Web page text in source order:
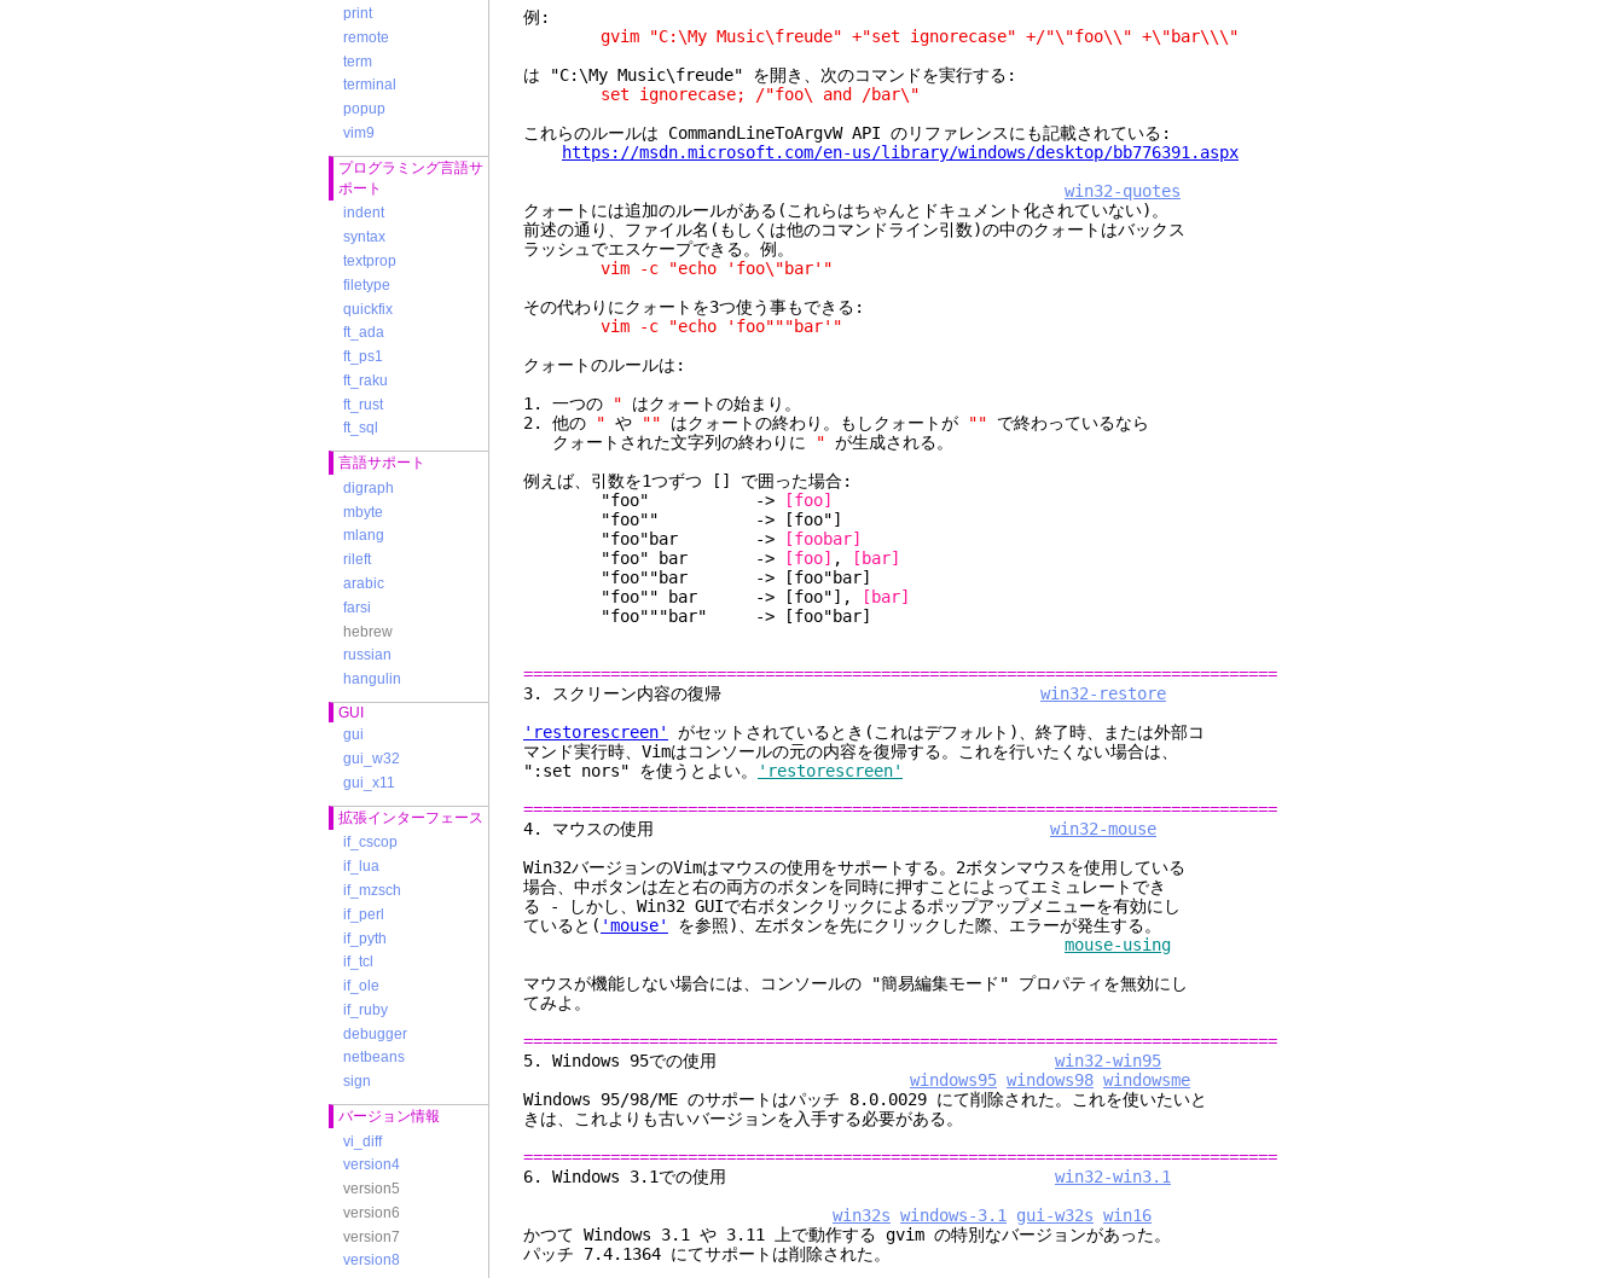
print
remote
term
terminal
popup
vim9
プログラミング言語サ
ポート
indent
syntax
textprop
filetype
quickfix
ft_ada
ft_ps1
ft_raku
ft_rust
ft_sql
言語サポート
digraph
mbyte
mlang
rileft
arabic
farsi
hebrew
russian
hangulin
GUI
gui
gui_w32
gui_x11
拡張インターフェース
if_cscop
if_lua
if_mzsch
if_perl
if_pyth
if_tcl
if_ole
if_ruby
debugger
netbeans
sign
バージョン情報
vi_diff
version4
version5
version6
version7
version8
例:
gvim "C:\My Music\freude" +"set ignorecase" +/"\"foo\\" +\"bar\\\"
は "C:\My Music\freude" を開き、次のコマンドを実行する:
set ignorecase; /"foo\ and /bar\"
これらのルールは CommandLineToArgvW API のリファレンスにも記載されている:
https://msdn.microsoft.com/en-us/library/windows/desktop/bb776391.aspx
win32-quotes
クォートには追加のルールがある(これらはちゃんとドキュメント化されていない)。
前述の通り、ファイル名(もしくは他のコマンドライン引数)の中のクォートはバックス
ラッシュでエスケープできる。例。
vim -c "echo 'foo\"bar'"
その代わりにクォートを3つ使う事もできる:
vim -c "echo 'foo"""bar'"
クォートのルールは:
1. 一つの
" はクォートの始まり。
2. 他の
" や "" はクォートの終わり。もしクォートが "" で終わっているなら
クォートされた文字列の終わりに
" が生成される。
例えば、引数を1つずつ [] で囲った場合:
"foo" ->
[foo]
"foo"" -> [foo"]
"foo"bar ->
[foobar]
"foo" bar ->
[foo] ,
[bar]
"foo""bar -> [foo"bar]
"foo"" bar -> [foo"],
[bar]
"foo"""bar" -> [foo"bar]
==============================================================================
3. スクリーン内容の復帰 win32-restore
'restorescreen'
がセットされているとき(これはデフォルト)、終了時、または外部コ
マンド実行時、Vimはコンソールの元の内容を復帰する。これを行いたくない場合は、
":set nors" を使うとよい。
'restorescreen'
==============================================================================
4. マウスの使用 win32-mouse
Win32バージョンのVimはマウスの使用をサポートする。2ボタンマウスを使用している
場合、中ボタンは左と右の両方のボタンを同時に押すことによってエミュレートでき
る - しかし、Win32 GUIで右ボタンクリックによるポップアップメニューを有効にし
ていると( 'mouse'
を参照)、左ボタンを先にクリックした際、エラーが発生する。
mouse-using
マウスが機能しない場合には、コンソールの "簡易編集モード" プロパティを無効にし
てみよ。
==============================================================================
5. Windows 95での使用 win32-win95
windows95 windows98 windowsme
Windows 95/98/ME のサポートはパッチ 8.0.0029 にて削除された。これを使いたいと
きは、これよりも古いバージョンを入手する必要がある。
==============================================================================
6. Windows 3.1での使用 win32-win3.1
win32s windows-3.1 gui-w32s win16
かつて Windows 3.1 や 3.11 上で動作する gvim の特別なバージョンがあった。
パッチ 7.4.1364 にてサポートは削除された。